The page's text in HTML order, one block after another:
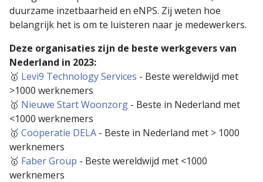
duurzame inzetbaarheid en eNPS. Zij weten hoe
belangrijk het is om te luisteren naar je medewerkers.
Deze organisaties zijn de beste werkgevers van
Nederland in 2023:
🥇 Levi9 Technology Services - Beste wereldwijd met
>1000 werknemers
🥇 Nieuwe Start Woonzorg - Beste in Nederland met
<1000 werknemers
🥇 Coöperatie DELA - Beste in Nederland met > 1000
werknemers
🥇 Faber Group - Beste wereldwijd met <1000
werknemers